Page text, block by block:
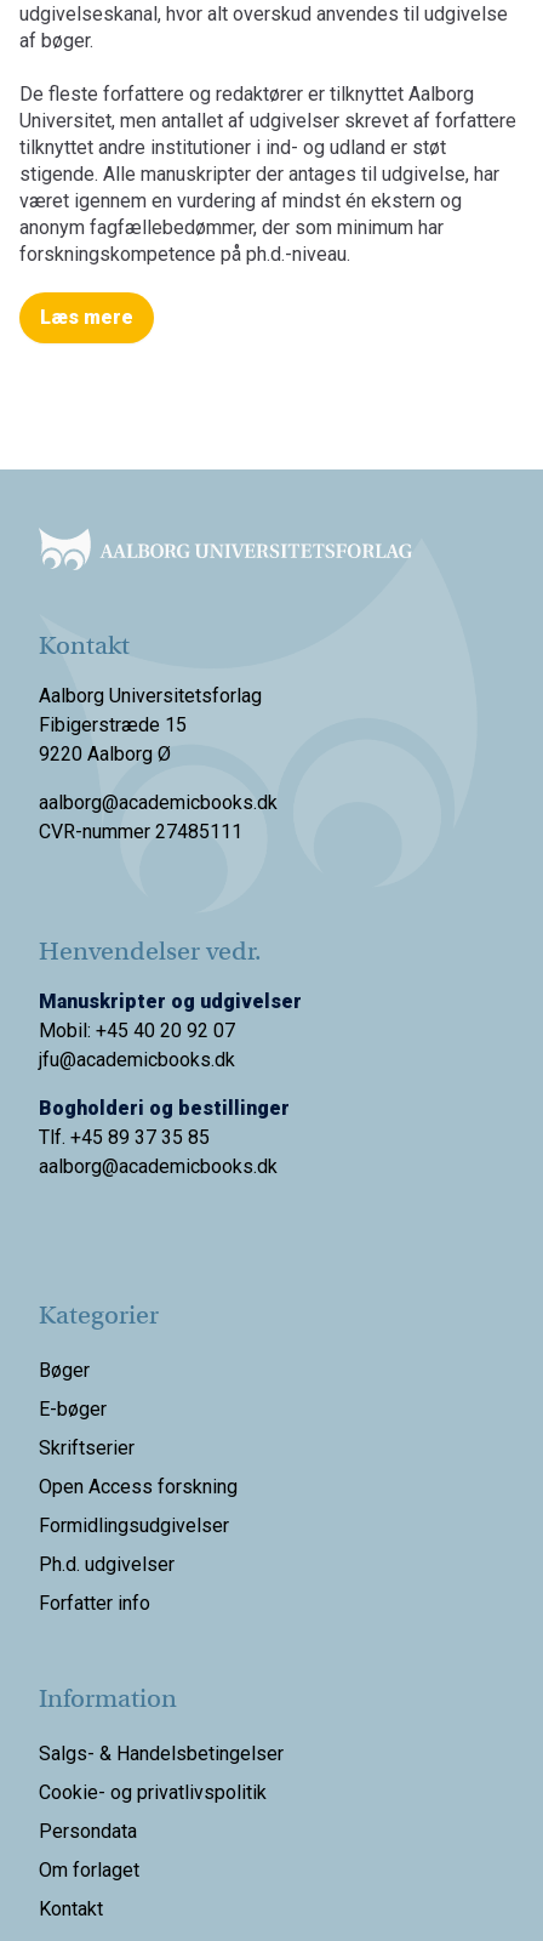
udgivelseskanal, hvor alt overskud anvendes til udgivelse
af bøger.
De fleste forfattere og redaktører er tilknyttet Aalborg
Universitet, men antallet af udgivelser skrevet af forfattere
tilknyttet andre institutioner i ind- og udland er støt
stigende. Alle manuskripter der antages til udgivelse, har
været igennem en vurdering af mindst én ekstern og
anonym fagfællebedømmer, der som minimum har
forskningskompetence på ph.d.-niveau.
Læs mere
Kontakt
Aalborg Universitetsforlag
Fibigerstræde 15
9220 Aalborg Ø
aalborg@academicbooks.dk
CVR-nummer 27485111
Henvendelser vedr.
Manuskripter og udgivelser
Mobil: +45 40 20 92 07
jfu@academicbooks.dk
Bogholderi og bestillinger
Tlf. +45 89 37 35 85
aalborg@academicbooks.dk
Kategorier
Bøger
E-bøger
Skriftserier
Open Access forskning
Formidlingsudgivelser
Ph.d. udgivelser
Forfatter info
Information
Salgs- & Handelsbetingelser
Cookie- og privatlivspolitik
Persondata
Om forlaget
Kontakt